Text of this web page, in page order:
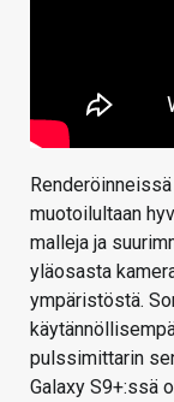
muotoilultaan
malleja ja
yläosasta
ympäristöstä.
pulssimittarin
Galaxy S9+:ssä